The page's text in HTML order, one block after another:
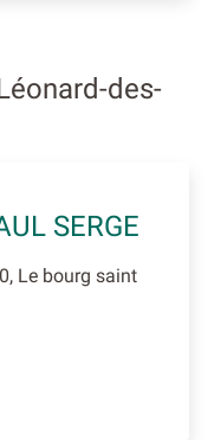
des-
SERGE
Le bourg saint